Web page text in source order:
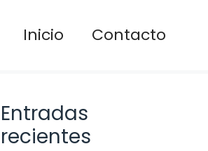
Inicio Contacto
Entradas
recientes